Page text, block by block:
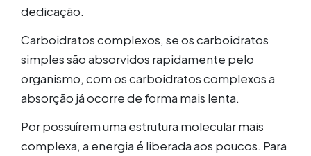
dedicação.
Carboidratos complexos, se os carboidratos
simples são absorvidos rapidamente pelo
organismo, com os carboidratos complexos a
absorção já ocorre de forma mais lenta.
Por possuírem uma estrutura molecular mais
complexa, a energia é liberada aos poucos. Para